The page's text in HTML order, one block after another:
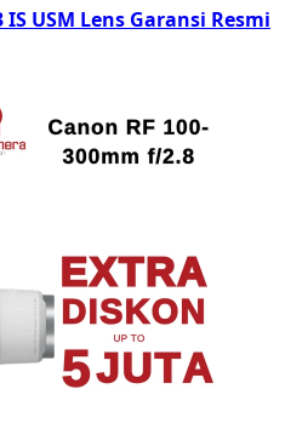
USM Lens Garansi Resmi